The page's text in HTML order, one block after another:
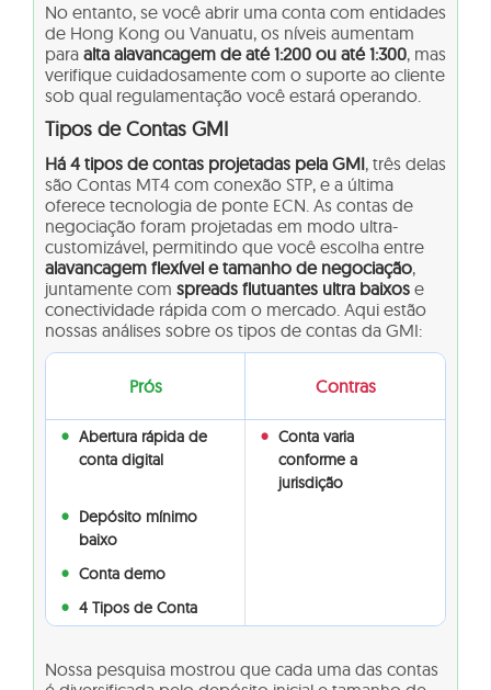
No entanto, se você abrir uma conta com entidades
de Hong Kong ou Vanuatu, os níveis aumentam
para alta alavancagem de até 1:200 ou até 1:300, mas
verifique cuidadosamente com o suporte ao cliente
sob qual regulamentação você estará operando.
Tipos de Contas GMI
Há 4 tipos de contas projetadas pela GMI, três delas
são Contas MT4 com conexão STP, e a última
oferece tecnologia de ponte ECN. As contas de
negociação foram projetadas em modo ultra-
customizável, permitindo que você escolha entre
alavancagem flexível e tamanho de negociação,
juntamente com spreads flutuantes ultra baixos e
conectividade rápida com o mercado. Aqui estão
nossas análises sobre os tipos de contas da GMI:
Prós Contras
Abertura rápida de
conta digital
Conta varia
conforme a
jurisdição
Depósito mínimo
baixo
Conta demo
4 Tipos de Conta
Nossa pesquisa mostrou que cada uma das contas